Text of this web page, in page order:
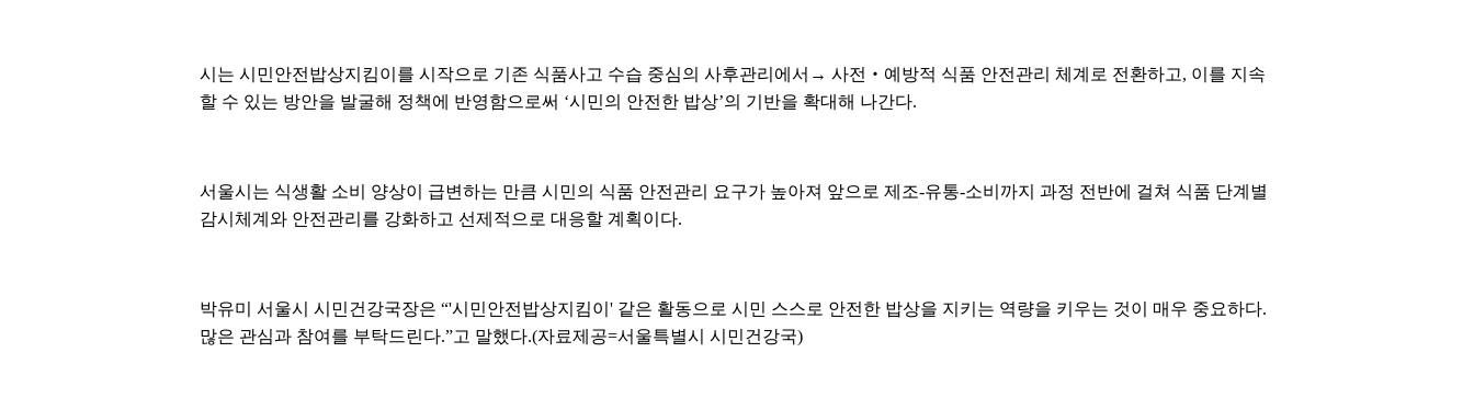
시는 시민안전밥상지킴이를 시작으로 기존 식품사고 수습 중심의 사후관리에서→ 사전‧예방적 식품 안전관리 체계로 전환하고, 이를 지속
할 수 있는 방안을 발굴해 정책에 반영함으로써 ‘시민의 안전한 밥상’의 기반을 확대해 나간다.
서울시는 식생활 소비 양상이 급변하는 만큼 시민의 식품 안전관리 요구가 높아져 앞으로 제조-유통-소비까지 과정 전반에 걸쳐 식품 단계별
감시체계와 안전관리를 강화하고 선제적으로 대응할 계획이다.
박유미 서울시 시민건강국장은 “'시민안전밥상지킴이' 같은 활동으로 시민 스스로 안전한 밥상을 지키는 역량을 키우는 것이 매우 중요하다.
많은 관심과 참여를 부탁드린다.”고 말했다.(자료제공=서울특별시 시민건강국)